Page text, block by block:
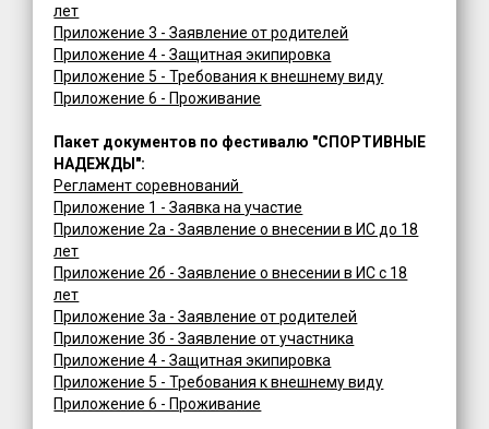
лет
Приложение 3 - Заявление от родителей
Приложение 4 - Защитная экипировка
Приложение 5 - Требования к внешнему виду
Приложение 6 - Проживание
Пакет документов по фестивалю "СПОРТИВНЫЕ
НАДЕЖДЫ":
Регламент соревнований
Приложение 1 - Заявка на участие
Приложение 2а - Заявление о внесении в ИС до 18
лет
Приложение 2б - Заявление о внесении в ИС с 18
лет
Приложение 3а - Заявление от родителей
Приложение 3б - Заявление от участника
Приложение 4 - Защитная экипировка
Приложение 5 - Требования к внешнему виду
Приложение 6 - Проживание